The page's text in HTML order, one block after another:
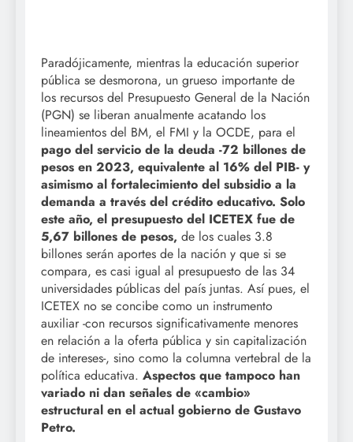
Paradójicamente, mientras la educación superior
pública se desmorona, un grueso importante de
los recursos del Presupuesto General de la Nación
(PGN) se liberan anualmente acatando los
lineamientos del BM, el FMI y la OCDE, para el
pago del servicio de la deuda -72 billones de
pesos en 2023, equivalente al 16% del PIB- y
asimismo al fortalecimiento del subsidio a la
demanda a través del crédito educativo. Solo
este año, el presupuesto del ICETEX fue de
5,67 billones de pesos, de los cuales 3.8
billones serán aportes de la nación y que si se
compara, es casi igual al presupuesto de las 34
universidades públicas del país juntas. Así pues, el
ICETEX no se concibe como un instrumento
auxiliar -con recursos significativamente menores
en relación a la oferta pública y sin capitalización
de intereses-, sino como la columna vertebral de la
política educativa. Aspectos que tampoco han
variado ni dan señales de «cambio»
estructural en el actual gobierno de Gustavo
Petro.